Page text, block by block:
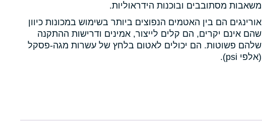
משאבות מסתובבים ובוכנות הידראוליות.
אורינגים הם בין האטמים הנפוצים ביותר בשימוש במכונות כיוון
שהם אינם יקרים, הם קלים לייצור, אמינים ודרישות ההתקנה
שלהם פשוטות. הם יכולים לאטום בלחץ של עשרות מגה-פסקל
(אלפי psi).